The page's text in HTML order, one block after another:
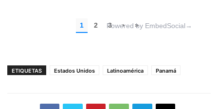
ETIQUETAS Estados Unidos Latinoamérica Panamá